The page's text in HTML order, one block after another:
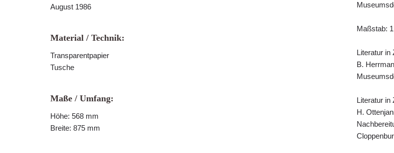
August 1986
Material / Technik:
Transparentpapier
Tusche
Maße / Umfang:
Höhe: 568 mm
Breite: 875 mm
Maßstab:
Literatur in
B.
Literatur in
H.